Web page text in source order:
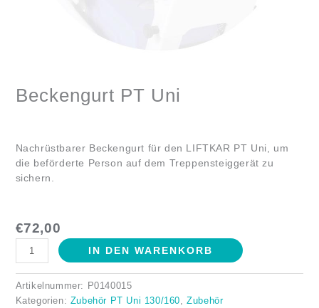
Beckengurt PT Uni
Nachrüstbarer Beckengurt für den LIFTKAR PT Uni, um
die beförderte Person auf dem Treppensteiggerät zu
sichern.
€72,00
IN DEN WARENKORB
Artikelnummer:
P0140015
Kategorien: Zubehör PT Uni 130/160 ,Zubehör